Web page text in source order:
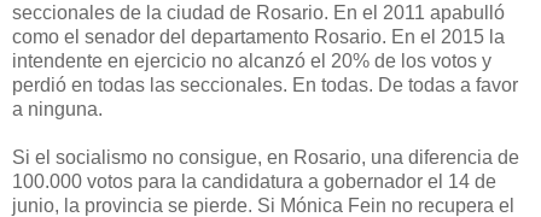
seccionales de la ciudad de Rosario. En el 2011 apabulló
como el senador del departamento Rosario. En el 2015 la
intendente en ejercicio no alcanzó el 20% de los votos y
perdió en todas las seccionales. En todas. De todas a favor
a ninguna.
Si el socialismo no consigue, en Rosario, una diferencia de
100.000 votos para la candidatura a gobernador el 14 de
junio, la provincia se pierde. Si Mónica Fein no recupera el